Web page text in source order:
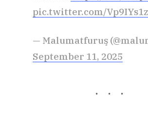
pic.twitter.com/
— Malumatfuruş
September 11, 2025